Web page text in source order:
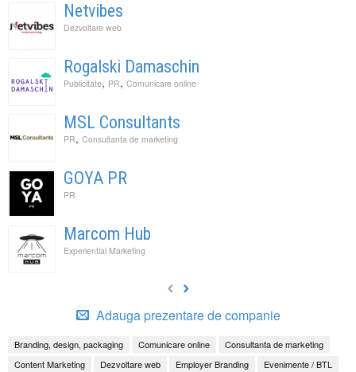
Netvibes
Dezvoltare web
Rogalski Damaschin
Publicitate, PR, Comunicare online
MSL Consultants
PR, Consultanta de marketing
GOYA PR
PR
Marcom Hub
Experiential Marketing
Adauga prezentare de companie
Branding, design, packaging Comunicare online
Consultanta de marketing
Content Marketing
Dezvoltare web Employer Branding
Evenimente / BTL